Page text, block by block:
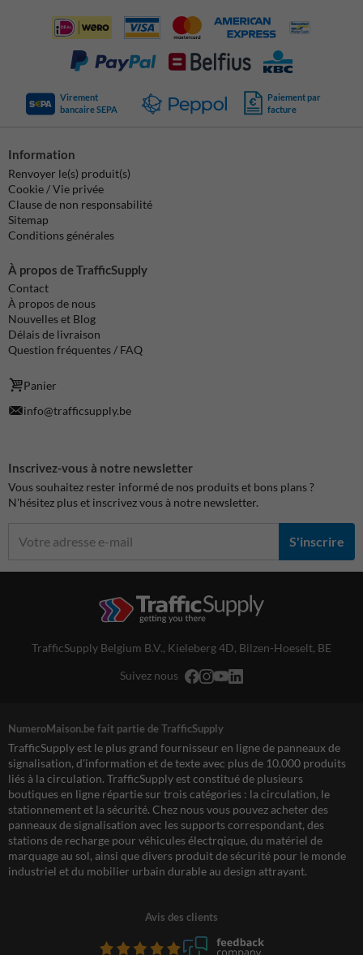
Virement
bancaire SEPA
Paiement par
facture
Information
Renvoyer le(s) produit(s)
Cookie / Vie privée
Clause de non responsabilité
Sitemap
Conditions générales
À propos de TrafficSupply
Contact
À propos de nous
Nouvelles et Blog
Délais de livraison
Question fréquentes / FAQ
Panier
info@trafficsupply.be
Inscrivez-vous à notre newsletter
Vous souhaitez rester informé de nos produits et bons plans ?
N'hésitez plus et inscrivez vous à notre newsletter.
S'inscrire
TrafficSupply Belgium B.V., Kieleberg 4D, Bilzen-Hoeselt, BE
Suivez nous
NumeroMaison.be fait partie de TrafficSupply
TrafficSupply est le plus grand fournisseur en ligne de panneaux de
signalisation, d'information et de texte avec plus de 10.000 produits
liés à la circulation. TrafficSupply est constitué de plusieurs
boutiques en ligne répartie sur trois catégories : la circulation, le
stationnement et la sécurité. Chez nous vous pouvez acheter des
panneaux de signalisation avec les supports correspondant, des
stations de recharge pour véhicules électrqique, du matériel de
marquage au sol, ainsi que divers produit de sécurité pour le monde
industriel et du mobilier urbain durable au design attrayant.
Avis des clients